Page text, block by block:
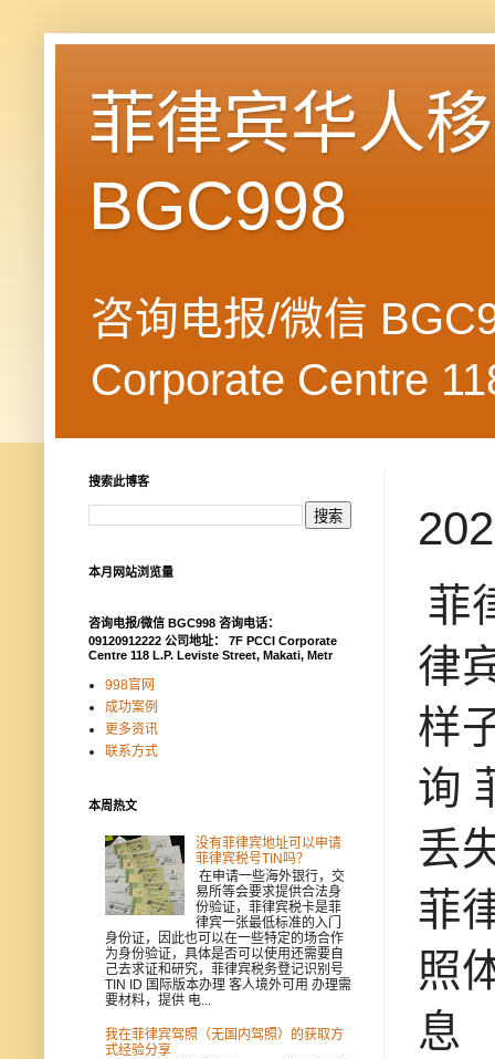
菲律宾华人
BGC998
咨询电报/微信
Corporate Centre
菲
律
样
询
丢
菲
照
息
搜索此博客
本月网站浏览量
咨询电报/微信 BGC998 咨询电话：
09120912222 公司地址： 7F PCCI Corporate
Centre 118 L.P. Leviste Street, Makati, Metr
998官网
成功案例
更多资讯
联系方式
本周热文
没有菲律宾地址可以申请
菲律宾税号TIN吗？
在申请一些海外银行，交
易所等会要求提供合法身
份验证，菲律宾税卡是菲
律宾一张最低标准的入门
身份证，因此也可以在一些特定的场合作
为身份验证，具体是否可以使用还需要自
己去求证和研究，菲律宾税务登记识别号
TIN ID 国际版本办理 客人境外可用 办理需
要材料，提供 电...
我在菲律宾驾照（无国内驾照）的获取方
式经验分享